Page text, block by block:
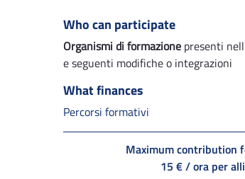
Who can participate
Organismi di formazione presenti
e seguenti modifiche o integrazioni
What finances
Percorsi formativi
Maximum contribution
15 € / ora per